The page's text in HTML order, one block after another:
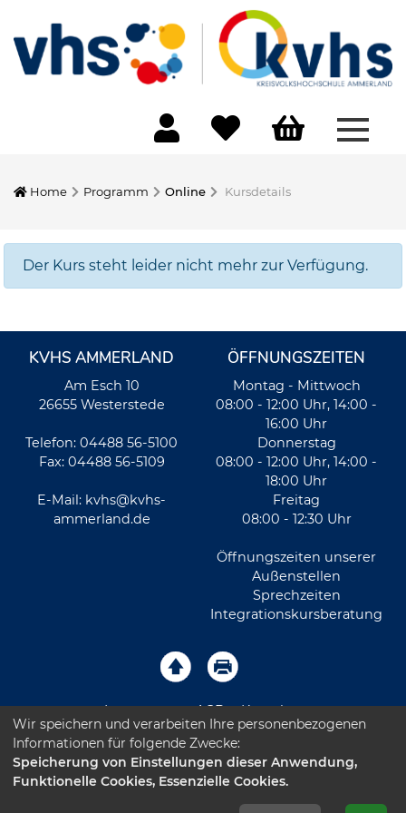
Home Programm Online Kursdetails
Der Kurs steht leider nicht mehr zur Verfügung.
KVHS AMMERLAND
Am Esch 10
26655 Westerstede
Telefon: 04488 56-5100
Fax: 04488 56-5109
E-Mail: kvhs@kvhs-
ammerland.de
ÖFFNUNGSZEITEN
Montag - Mittwoch
08:00 - 12:00 Uhr, 14:00 -
16:00 Uhr
Donnerstag
08:00 - 12:00 Uhr, 14:00 -
18:00 Uhr
Freitag
08:00 - 12:30 Uhr
Öffnungszeiten unserer
Außenstellen
Sprechzeiten
Integrationskursberatung
Impressum AGB Kontakt
Sitemap Datenschutz Leichte Sprache
Barrierefreiheitserklärung
Wir speichern und verarbeiten Ihre personenbezogenen
Informationen für folgende Zwecke:
Speicherung von Einstellungen dieser Anwendung,
Funktionelle Cookies, Essenzielle Cookies.